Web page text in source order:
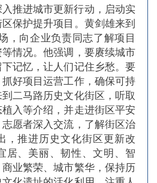
推进城市更新行动，启动实
保护提升项目。黄剑雄来到
，向企业负责同志了解项目
情况。他强调，要赓续城市
记忆，让人们记住乡愁。要
好项目运营工作，确保可持
二马路历史文化街区，听取
入等介绍，并走进街区平安
愿者深入交流，了解街区治
，推进历史文化街区更新改
居、美丽、韧性、文明、智
业繁荣、城市繁华，保持历